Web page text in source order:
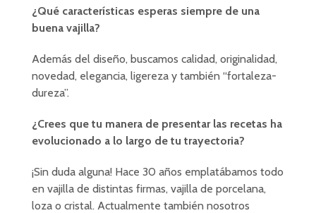
¿Qué características esperas siempre de una
buena vajilla?
Además del diseño, buscamos calidad, originalidad,
novedad, elegancia, ligereza y también “fortaleza-
dureza”.
¿Crees que tu manera de presentar las recetas ha
evolucionado a lo largo de tu trayectoria?
¡Sin duda alguna! Hace 30 años emplatábamos todo
en vajilla de distintas firmas, vajilla de porcelana,
loza o cristal. Actualmente también nosotros